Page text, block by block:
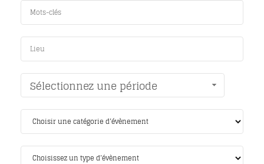
Sélectionnez une période